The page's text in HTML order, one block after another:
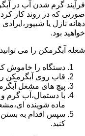
فرآیند گرم شدن آب در
صورتی که در روند کار
دهانه نازل یا
خواهید بود.
شعله آبگرمکن را می
دستگاه را خاموش
قاب روی آبگرمکن را
پیچ های مشعل
با دستمال،آب گرم
ماده شوینده
سپس اقدام به
کنید.